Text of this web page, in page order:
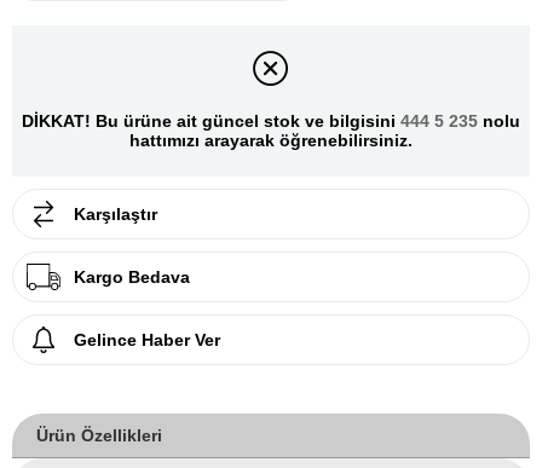
DİKKAT! Bu ürüne ait güncel stok ve bilgisini 444 5 235 nolu
hattımızı arayarak öğrenebilirsiniz.
Karşılaştır
Kargo Bedava
Gelince Haber Ver
Ürün Özellikleri